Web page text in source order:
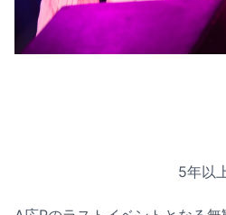
5年以